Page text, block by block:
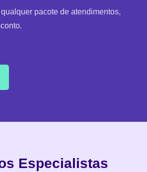
pacote de atendimentos,
Especialistas